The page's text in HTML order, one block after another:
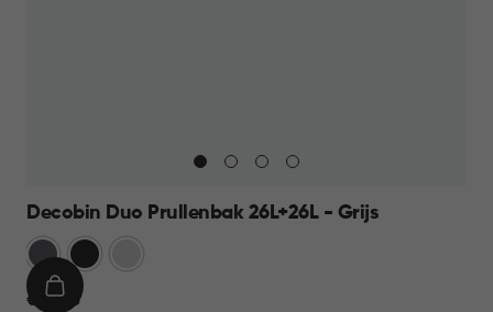
Decobin Duo Prullenbak 26L+26L - Grijs
Grijs Zwart
€
€ 69,95
IN